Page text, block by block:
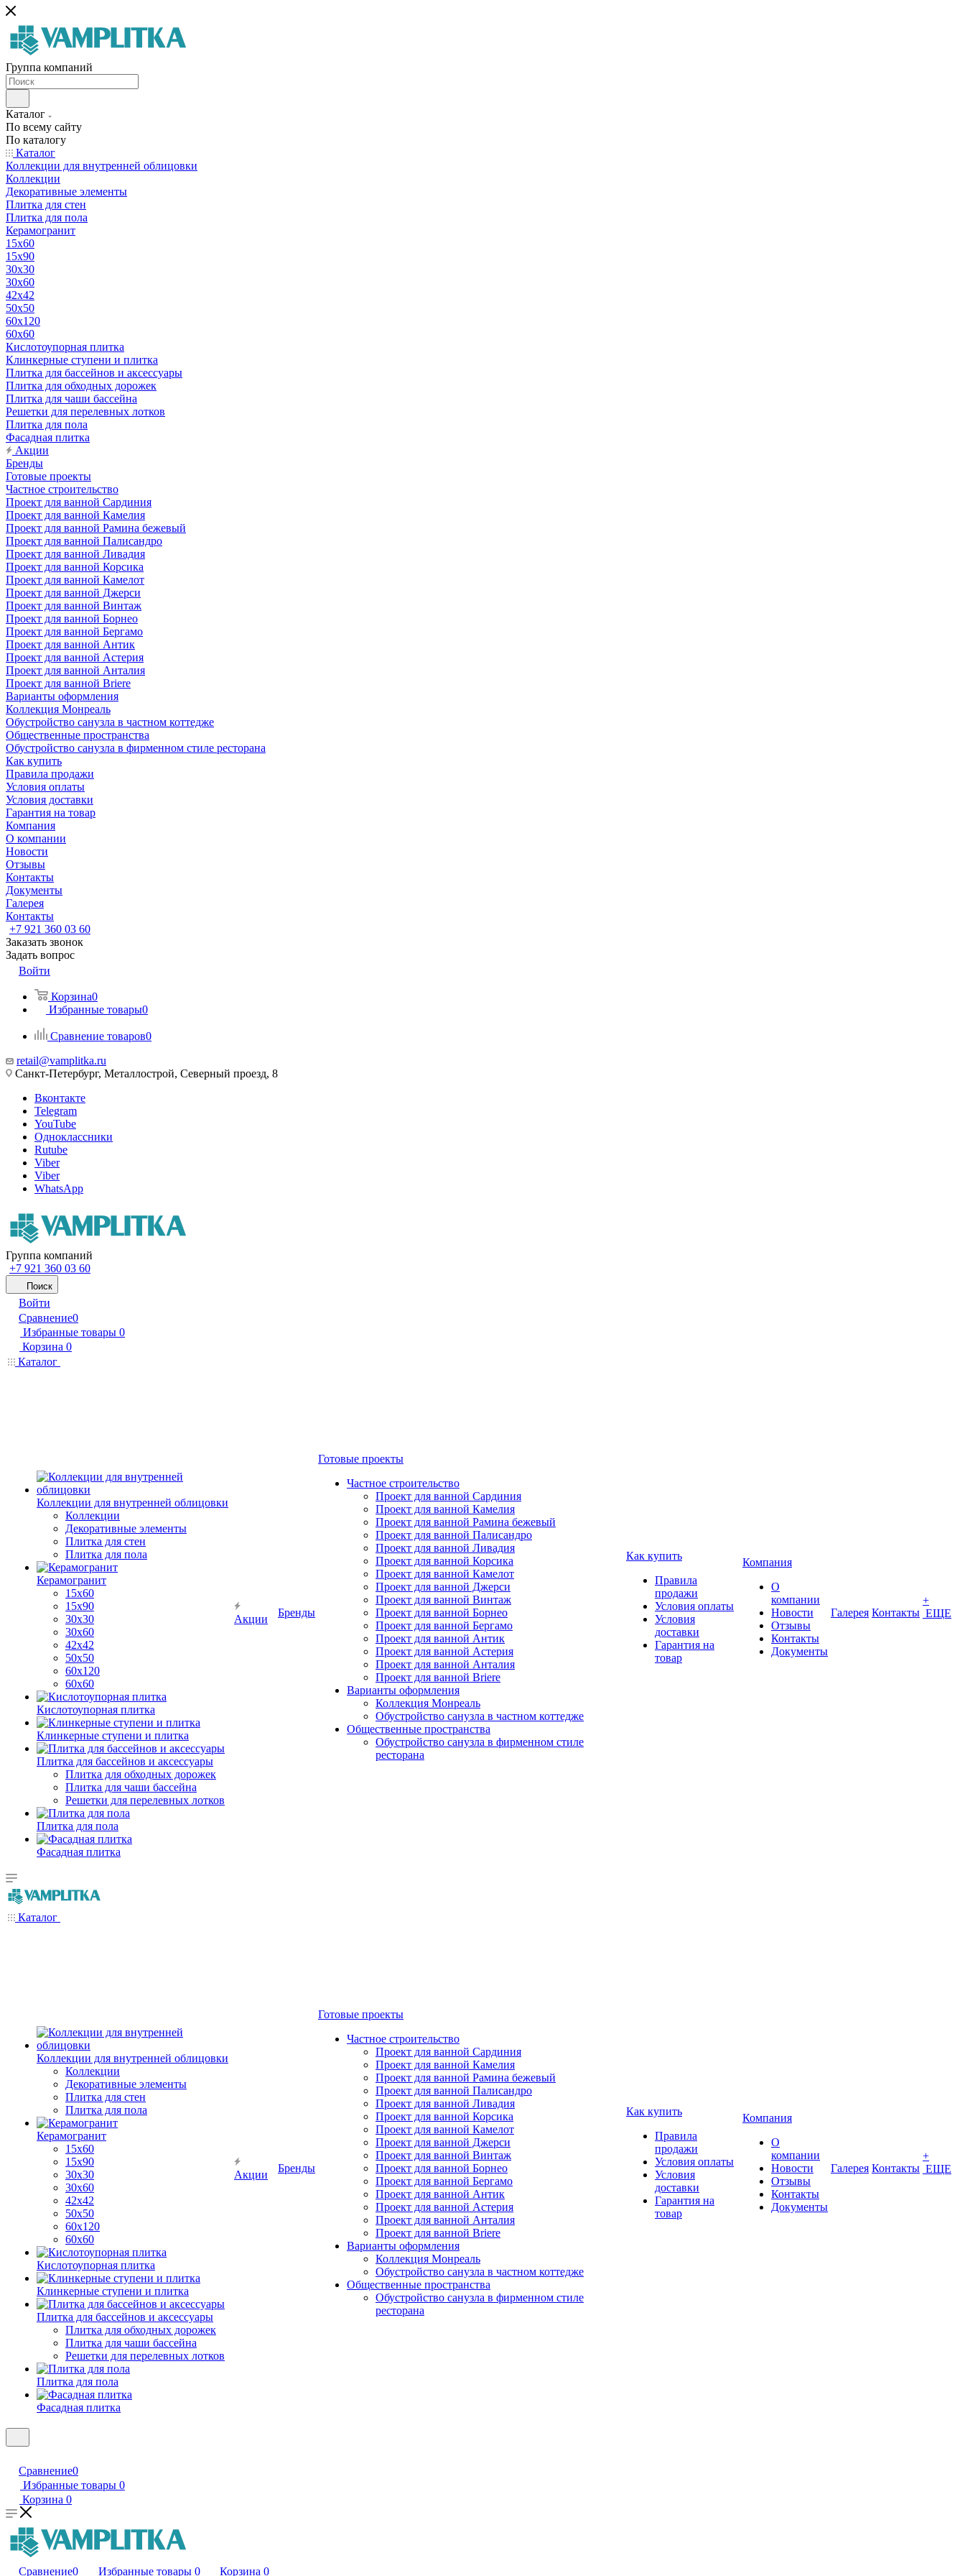
Группа компаний
Каталог
По всему сайту
По каталогу
Каталог
Коллекции для внутренней облицовки
Коллекции
Декоративные элементы
Плитка для стен
Плитка для пола
Керамогранит
15х60
15x90
30х30
30х60
42х42
50х50
60х120
60х60
Кислотоупорная плитка
Клинкерные ступени и плитка
Плитка для бассейнов и аксессуары
Плитка для обходных дорожек
Плитка для чаши бассейна
Решетки для перелевных лотков
Плитка для пола
Фасадная плитка
Акции
Бренды
Готовые проекты
Частное строительство
Проект для ванной Сардиния
Проект для ванной Камелия
Проект для ванной Рамина бежевый
Проект для ванной Палисандро
Проект для ванной Ливадия
Проект для ванной Корсика
Проект для ванной Камелот
Проект для ванной Джерси
Проект для ванной Винтаж
Проект для ванной Борнео
Проект для ванной Бергамо
Проект для ванной Антик
Проект для ванной Астерия
Проект для ванной Анталия
Проект для ванной Briere
Варианты оформления
Коллекция Монреаль
Обустройство санузла в частном коттедже
Общественные пространства
Обустройство санузла в фирменном стиле ресторана
Как купить
Правила продажи
Условия оплаты
Условия доставки
Гарантия на товар
Компания
О компании
Новости
Отзывы
Контакты
Документы
Галерея
Контакты
+7 921 360 03 60
Заказать звонок
Задать вопрос
Войти
Корзина0
Избранные товары0
Сравнение товаров0
retail@vamplitka.ru
Санкт-Петербург, Металлострой, Северный проезд, 8
Вконтакте
Telegram
YouTube
Одноклассники
Rutube
Viber
Viber
WhatsApp
Группа компаний
+7 921 360 03 60
Поиск
Войти
Сравнение0
Избранные товары 0
Корзина 0
Каталог
Коллекции для внутренней облицовки
Коллекции
Декоративные элементы
Плитка для стен
Плитка для пола
Керамогранит
15х60
15x90
30х30
30х60
42х42
50х50
60х120
60х60
Кислотоупорная плитка
Клинкерные ступени и плитка
Плитка для бассейнов и аксессуары
Плитка для обходных дорожек
Плитка для чаши бассейна
Решетки для перелевных лотков
Плитка для пола
Фасадная плитка
Акции
Бренды
Готовые проекты
Частное строительство
Проект для ванной Сардиния
Проект для ванной Камелия
Проект для ванной Рамина бежевый
Проект для ванной Палисандро
Проект для ванной Ливадия
Проект для ванной Корсика
Проект для ванной Камелот
Проект для ванной Джерси
Проект для ванной Винтаж
Проект для ванной Борнео
Проект для ванной Бергамо
Проект для ванной Антик
Проект для ванной Астерия
Проект для ванной Анталия
Проект для ванной Briere
Варианты оформления
Коллекция Монреаль
Обустройство санузла в частном коттедже
Общественные пространства
Обустройство санузла в фирменном стиле
ресторана
Как купить
Правила
продажи
Условия оплаты
Условия
доставки
Гарантия на
товар
Компания
О
компании
Новости
Отзывы
Контакты
Документы
Галерея Контакты
+
ЕЩЕ
Каталог
Коллекции для внутренней облицовки
Коллекции
Декоративные элементы
Плитка для стен
Плитка для пола
Керамогранит
15х60
15x90
30х30
30х60
42х42
50х50
60х120
60х60
Кислотоупорная плитка
Клинкерные ступени и плитка
Плитка для бассейнов и аксессуары
Плитка для обходных дорожек
Плитка для чаши бассейна
Решетки для перелевных лотков
Плитка для пола
Фасадная плитка
Акции
Бренды
Готовые проекты
Частное строительство
Проект для ванной Сардиния
Проект для ванной Камелия
Проект для ванной Рамина бежевый
Проект для ванной Палисандро
Проект для ванной Ливадия
Проект для ванной Корсика
Проект для ванной Камелот
Проект для ванной Джерси
Проект для ванной Винтаж
Проект для ванной Борнео
Проект для ванной Бергамо
Проект для ванной Антик
Проект для ванной Астерия
Проект для ванной Анталия
Проект для ванной Briere
Варианты оформления
Коллекция Монреаль
Обустройство санузла в частном коттедже
Общественные пространства
Обустройство санузла в фирменном стиле
ресторана
Как купить
Правила
продажи
Условия оплаты
Условия
доставки
Гарантия на
товар
Компания
О
компании
Новости
Отзывы
Контакты
Документы
Галерея Контакты
+
ЕЩЕ
Сравнение0
Избранные товары 0
Корзина 0
Сравнение0 Избранные товары 0 Корзина 0